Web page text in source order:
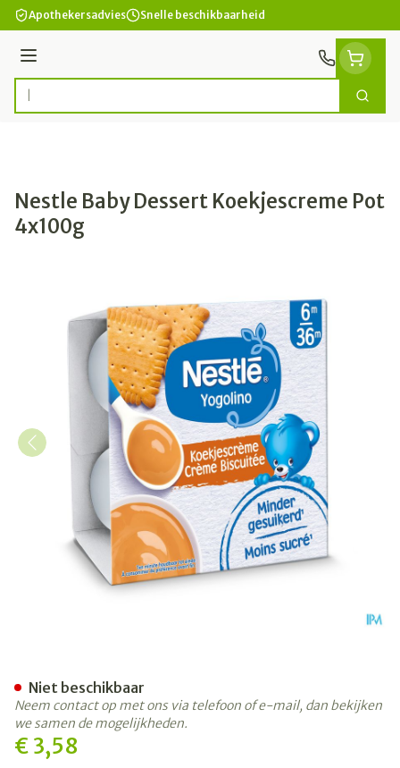
Ga naar de inhoud
Apothekersadvies Snelle beschikbaarheid
Menu
Product, merk, categorie... Zoek
Nestle Baby Dessert Koekjescreme Pot
4x100g
€ 3,58
Niet beschikbaar
Neem contact op met ons via telefoon of e-mail, dan bekijken
we samen de mogelijkheden.